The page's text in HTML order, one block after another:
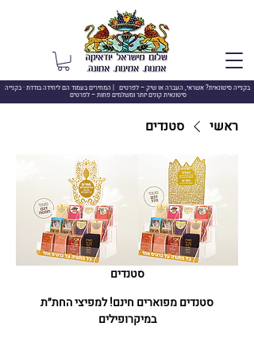
בקנייה סיטונאית? אשראי, העברה או שיק –לפרטים | המחירים בעמוד הם ליחידה בודדת · בקנייה
סיטונאית קונים יותר ומשלמים פחות – לפרטים
ראשי סטנדים
סטנדים
סטנדים מפוארים חינם! למפיצי החת״ת
במיקרופילים